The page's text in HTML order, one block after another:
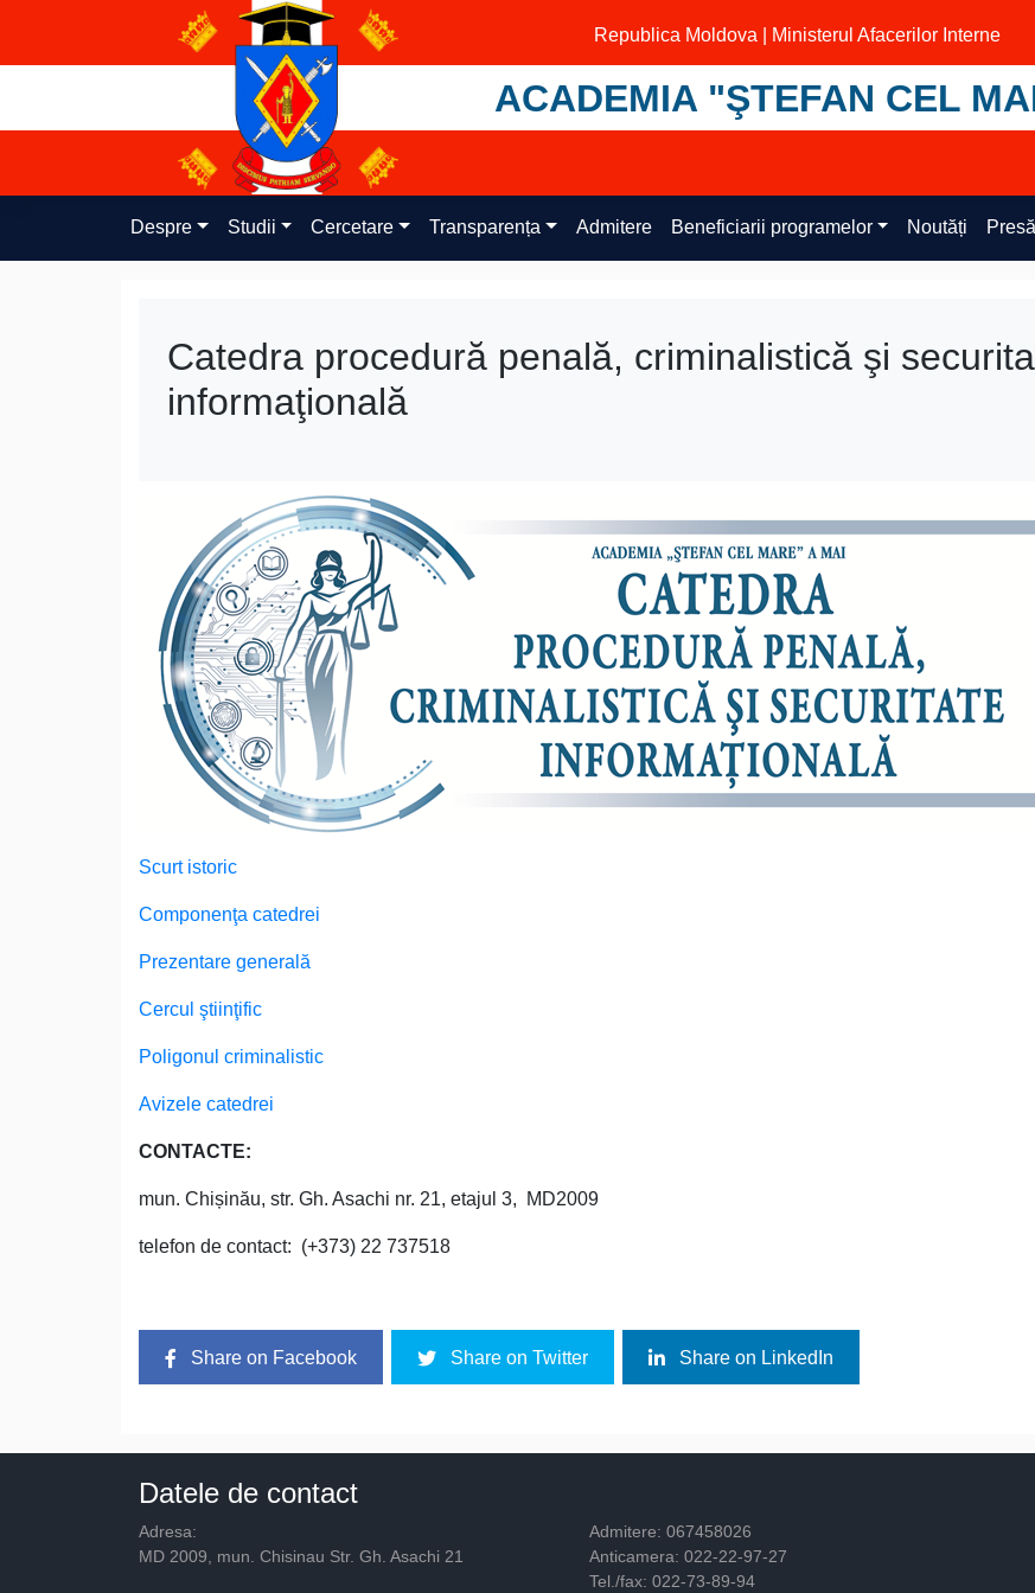
content
Republica Moldova | Ministerul Afacerilor Interne
ACADEMIA "ŞTEFAN CEL
Despre Studii Cercetare Transparența Admitere Beneficiarii programelor Noutăți Presă
Catedra procedură penală, criminalistică şi
informaţională
Scurt istoric
Componenţa catedrei
Prezentare generală
Cercul ştiinţific
Poligonul criminalistic
Avizele catedrei
CONTACTE:
mun. Chișinău, str. Gh. Asachi nr. 21, etajul 3, MD2009
telefon de contact: (+373) 22 737518
Share on Facebook Share on Twitter Share on LinkedIn
Datele de contact
Adresa:
MD 2009, mun. Chisinau Str. Gh. Asachi 21
Admitere: 067458026
Anticamera: 022-22-97-27
Tel./fax: 022-73-89-94